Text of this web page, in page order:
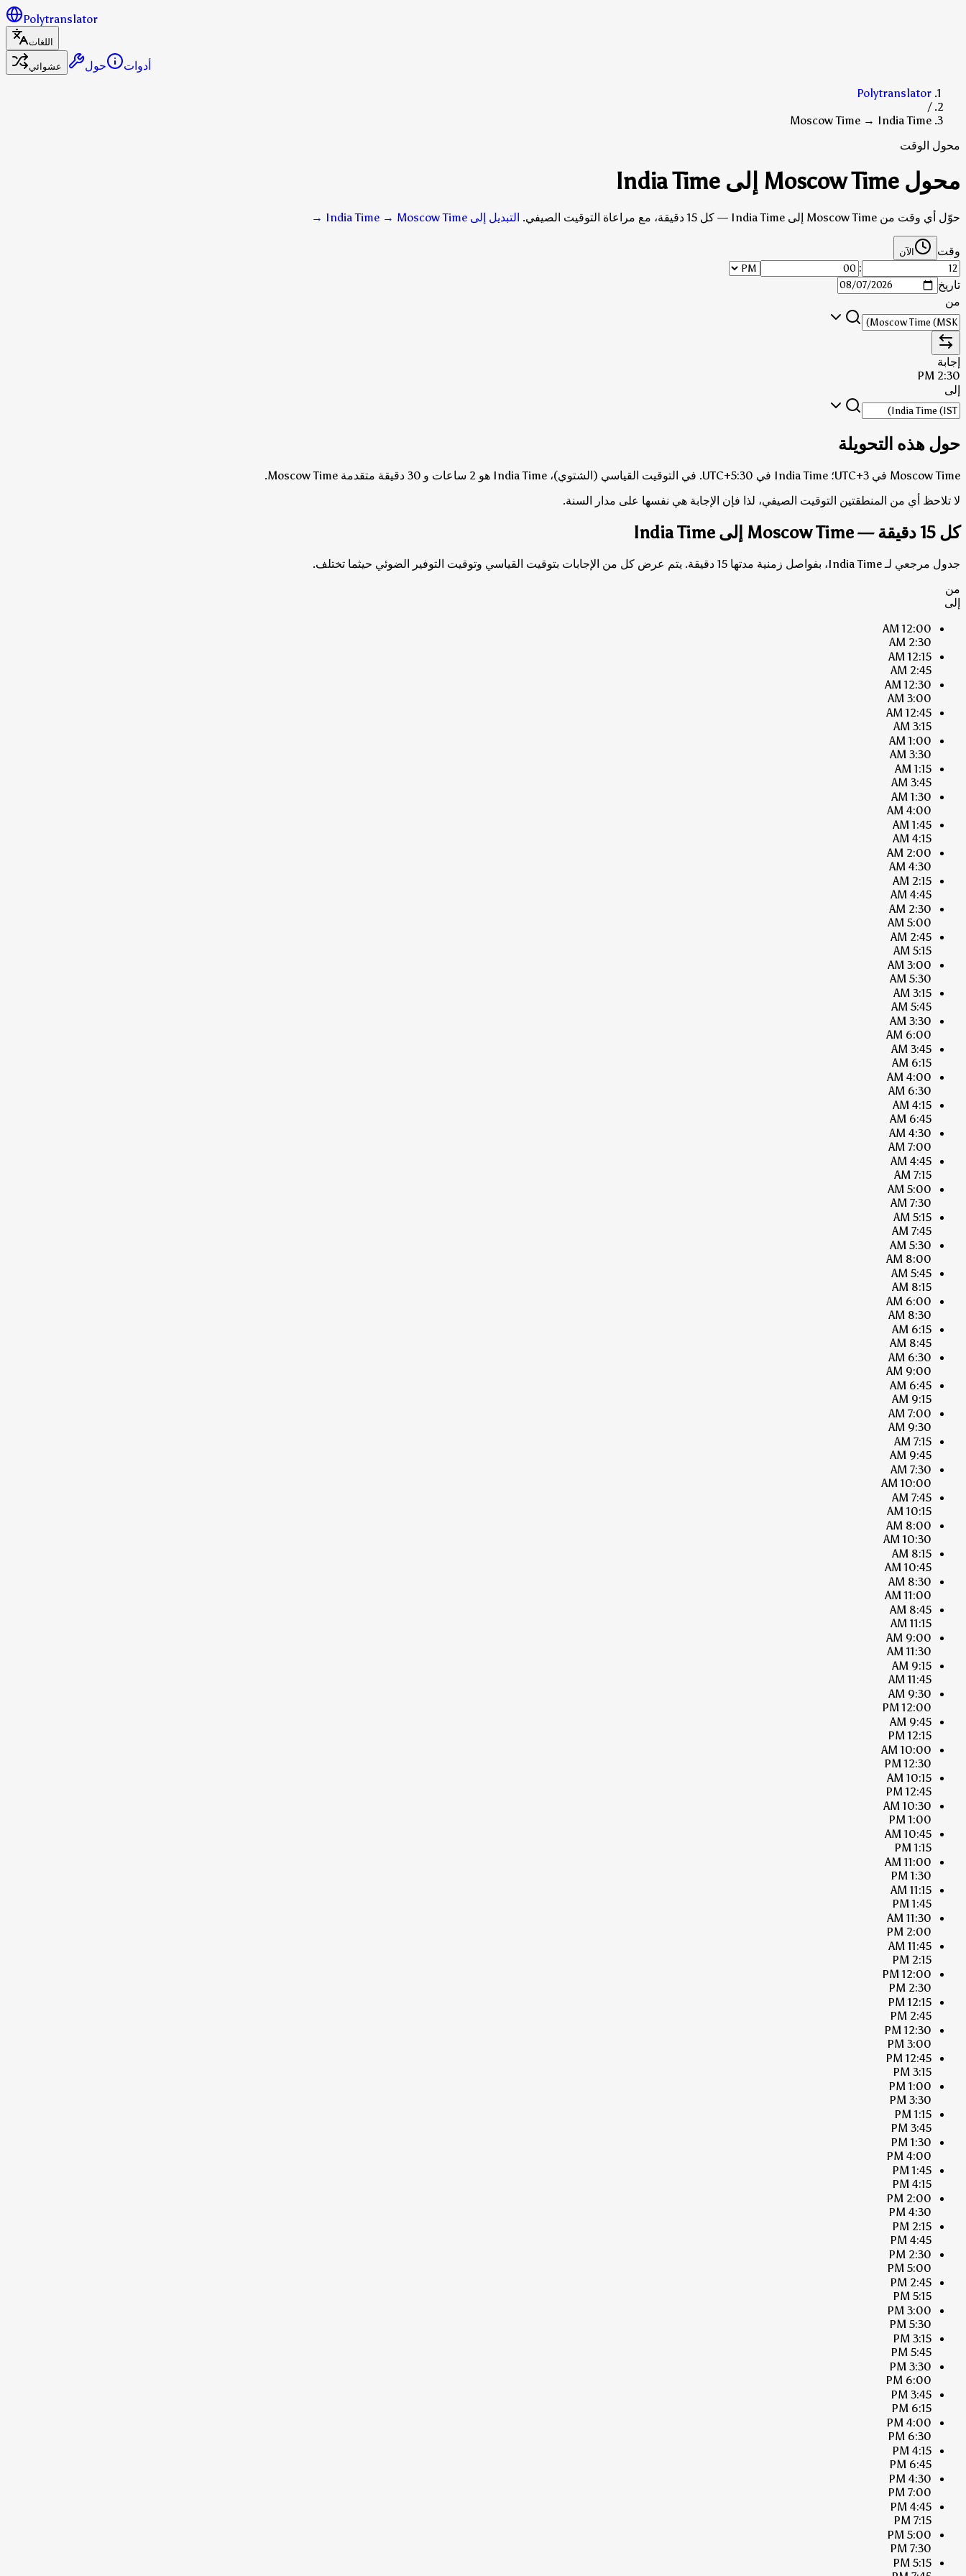
Polytranslator
اللغات
عشوائي
أدوات
حول
Polytranslator
/
Moscow Time → India Time
محول الوقت
محول Moscow Time إلى India Time
حوّل أي وقت من Moscow Time إلى India Time — كل 15 دقيقة، مع مراعاة التوقيت الصيفي. التبديل إلى India Time → Moscow Time →
وقت الآن
:
تاريخ
من
إجابة
2:30 PM
إلى
حول هذه التحويلة
Moscow Time في UTC+3؛ India Time في UTC+5:30.
في التوقيت القياسي (الشتوي)، India Time هو 2 ساعات و 30 دقيقة متقدمة Moscow Time.
لا تلاحظ أي من المنطقتين التوقيت الصيفي، لذا فإن الإجابة هي نفسها على مدار السنة.
كل 15 دقيقة — Moscow Time إلى India Time
جدول مرجعي لـ India Time، بفواصل زمنية مدتها 15 دقيقة. يتم عرض كل من الإجابات بتوقيت القياسي وتوقيت التوفير الضوئي حيثما تختلف.
من
إلى
12:00 AM
2:30 AM
12:15 AM
2:45 AM
12:30 AM
3:00 AM
12:45 AM
3:15 AM
1:00 AM
3:30 AM
1:15 AM
3:45 AM
1:30 AM
4:00 AM
1:45 AM
4:15 AM
2:00 AM
4:30 AM
2:15 AM
4:45 AM
2:30 AM
5:00 AM
2:45 AM
5:15 AM
3:00 AM
5:30 AM
3:15 AM
5:45 AM
3:30 AM
6:00 AM
3:45 AM
6:15 AM
4:00 AM
6:30 AM
4:15 AM
6:45 AM
4:30 AM
7:00 AM
4:45 AM
7:15 AM
5:00 AM
7:30 AM
5:15 AM
7:45 AM
5:30 AM
8:00 AM
5:45 AM
8:15 AM
6:00 AM
8:30 AM
6:15 AM
8:45 AM
6:30 AM
9:00 AM
6:45 AM
9:15 AM
7:00 AM
9:30 AM
7:15 AM
9:45 AM
7:30 AM
10:00 AM
7:45 AM
10:15 AM
8:00 AM
10:30 AM
8:15 AM
10:45 AM
8:30 AM
11:00 AM
8:45 AM
11:15 AM
9:00 AM
11:30 AM
9:15 AM
11:45 AM
9:30 AM
12:00 PM
9:45 AM
12:15 PM
10:00 AM
12:30 PM
10:15 AM
12:45 PM
10:30 AM
1:00 PM
10:45 AM
1:15 PM
11:00 AM
1:30 PM
11:15 AM
1:45 PM
11:30 AM
2:00 PM
11:45 AM
2:15 PM
12:00 PM
2:30 PM
12:15 PM
2:45 PM
12:30 PM
3:00 PM
12:45 PM
3:15 PM
1:00 PM
3:30 PM
1:15 PM
3:45 PM
1:30 PM
4:00 PM
1:45 PM
4:15 PM
2:00 PM
4:30 PM
2:15 PM
4:45 PM
2:30 PM
5:00 PM
2:45 PM
5:15 PM
3:00 PM
5:30 PM
3:15 PM
5:45 PM
3:30 PM
6:00 PM
3:45 PM
6:15 PM
4:00 PM
6:30 PM
4:15 PM
6:45 PM
4:30 PM
7:00 PM
4:45 PM
7:15 PM
5:00 PM
7:30 PM
5:15 PM